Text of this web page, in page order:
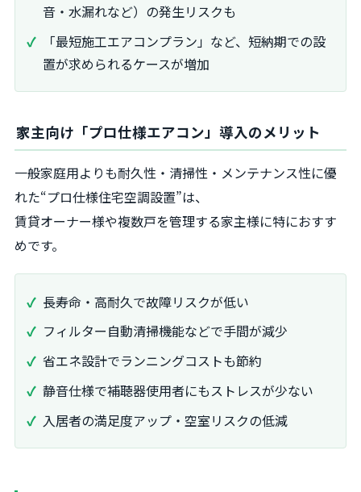
音・水漏れなど）の発生リスクも
「最短施工エアコンプラン」など、短納期での設
置が求められるケースが増加
家主向け「プロ仕様エアコン」導入のメリット
一般家庭用よりも耐久性・清掃性・メンテナンス性に優
れた“プロ仕様住宅空調設置”は、
賃貸オーナー様や複数戸を管理する家主様に特におすす
めです。
長寿命・高耐久で故障リスクが低い
フィルター自動清掃機能などで手間が減少
省エネ設計でランニングコストも節約
静音仕様で補聴器使用者にもストレスが少ない
入居者の満足度アップ・空室リスクの低減